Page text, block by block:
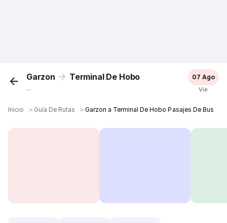
Garzon Terminal De Hobo
...
07 Ago
Vie
Inicio ＞ Guía De Rutas ＞Garzon a Terminal De Hobo Pasajes De Bus